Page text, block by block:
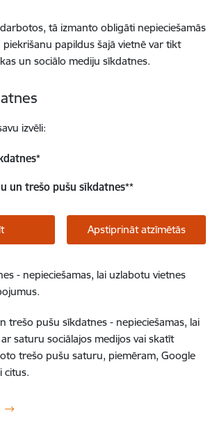
tā izmanto obligāti nepieciešamās
piekrišanu papildus šajā vietnē var tikt
un sociālo mediju sīkdatnes.
izvēli:
*
un trešo pušu sīkdatnes**
Apstiprināt atzīmētās
- nepieciešamas, lai uzlabotu vietnes
trešo pušu sīkdatnes - nepieciešamas, lai
saturu sociālajos medijos vai skatīt
trešo pušu saturu, piemēram, Google
citus.